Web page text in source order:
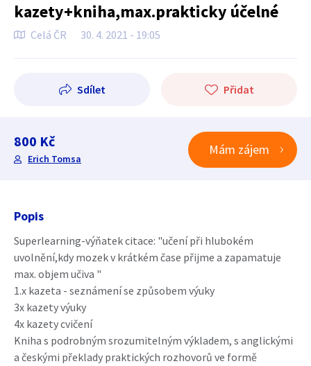
kazety+kniha,max.prakticky účelné
Celá ČR 30. 4. 2021 - 19:05
Sdílet Přidat
800 Kč
Erich Tomsa
Mám zájem
Popis
Superlearning-výňatek citace: "učení při hlubokém
uvolnění,kdy mozek v krátkém čase přijme a zapamatuje
max. objem učiva "
1.x kazeta - seznámení se způsobem výuky
3x kazety výuky
4x kazety cvičení
Kniha s podrobným srozumitelným výkladem, s anglickými
a českými překlady praktických rozhovorů ve formě